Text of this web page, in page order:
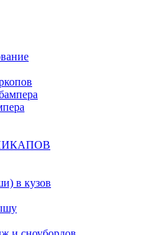
ПИКАПОВ
в кузов